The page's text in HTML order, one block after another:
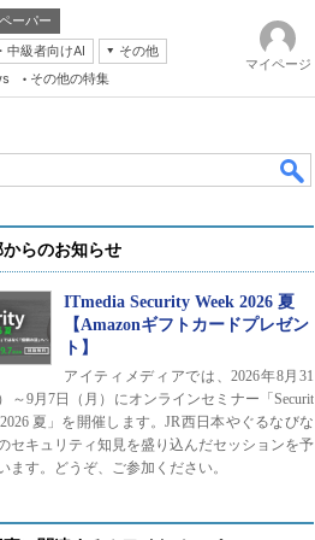
ーパー
中級者向けAI
その他
その他の特集
マイページ
らのお知らせ
ITmedia Security Week 2026 夏
【Amazonギフトカードプレゼン
ト】
アイティメディアでは、2026年8月31
～9月7日（月）にオンラインセミナー「Securit
2026 夏」を開催します。JR西日本やぐるなびな
セキュリティ知見を盛り込んだセッションを予
ます。どうぞ、ご参加ください。